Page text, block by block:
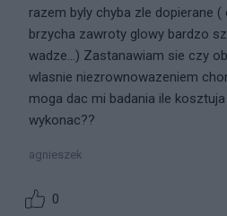
razem byly chyba zle dopierane
brzycha zawroty glowy bardzo
wadze...) Zastanawiam sie czy
wlasnie niezrownowazeniem
moga dac mi badania ile
wykonac??
agnieszek
0